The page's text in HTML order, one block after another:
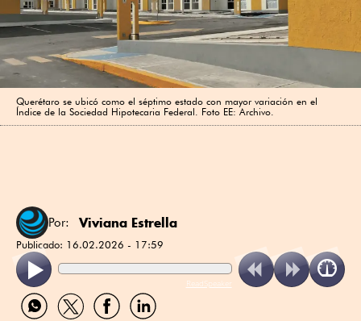
Querétaro se ubicó como el séptimo estado con mayor variación en el
Índice de la Sociedad Hipotecaria Federal. Foto EE: Archivo.
Por: Viviana Estrella
Publicado: 16.02.2026 - 17:59
ReadSpeaker
Compartir
por
Compartir
por
Compartir
por
Compartir
por